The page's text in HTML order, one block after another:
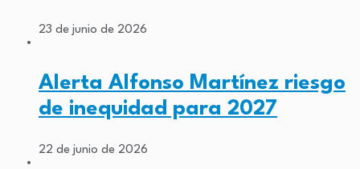
23 de junio de 2026
Alerta Alfonso Martínez riesgo
de inequidad para 2027
22 de junio de 2026